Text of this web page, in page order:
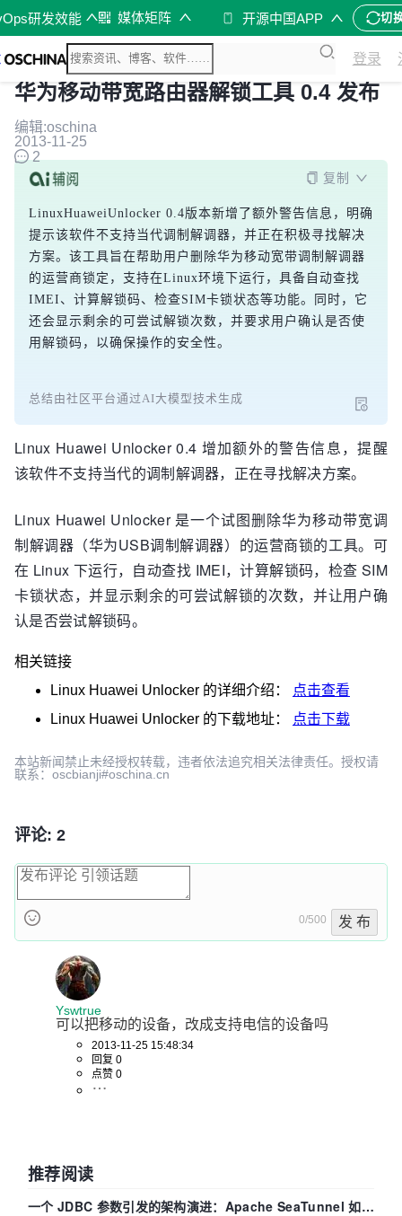
研发效能 媒体矩阵 开源中国APP 切
登录
华为移动带宽路由器解锁工具 0.4 发布
编辑:oschina
2013-11-25
2
复制
LinuxHuaweiUnlocker 0.4版本新增了额外警告信息，明确
提示该软件不支持当代调制解调器，并正在积极寻找解决
方案。该工具旨在帮助用户删除华为移动宽带调制解调器
的运营商锁定，支持在Linux环境下运行，具备自动查找
IMEI、计算解锁码、检查SIM卡锁状态等功能。同时，它
还会显示剩余的可尝试解锁次数，并要求用户确认是否使
用解锁码，以确保操作的安全性。
总结由社区平台通过AI大模型技术生成
Linux Huawei Unlocker 0.4 增加额外的警告信息，提醒
该软件不支持当代的调制解调器，正在寻找解决方案。
Linux Huawei Unlocker 是一个试图删除华为移动带宽调
制解调器（华为USB调制解调器）的运营商锁的工具。可
在 Linux 下运行，自动查找 IMEI，计算解锁码，检查 SIM
卡锁状态，并显示剩余的可尝试解锁的次数，并让用户确
认是否尝试解锁码。
相关链接
Linux Huawei Unlocker 的详细介绍：
点击查看
Linux Huawei Unlocker 的下载地址： 点击下载
本站新闻禁止未经授权转载，违者依法追究相关法律责任。授权请
联系：oscbianji#oschina.cn
评论: 2
0/500 发 布
Yswtrue
可以把移动的设备，改成支持电信的设备吗
2013-11-25 15:48:34
回复 0
点赞 0
推荐阅读
一个 JDBC 参数引发的架构演进：Apache SeaTunnel 如何